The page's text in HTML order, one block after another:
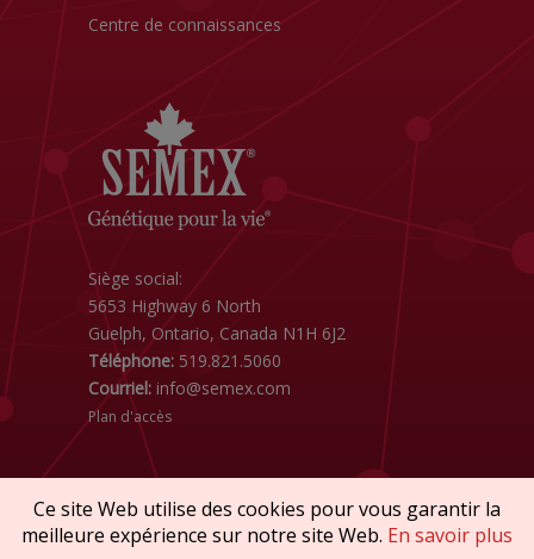
Centre de connaissances
Siège social:
5653 Highway 6 North
Guelph, Ontario, Canada N1H 6J2
Téléphone: 519.821.5060
Courriel: info@semex.com
Plan d'accès
Ce site Web utilise des cookies pour vous garantir la
meilleure expérience sur notre site Web. En savoir plus